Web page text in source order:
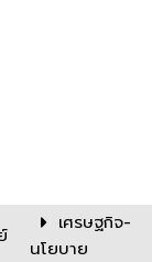
เศรษฐกิจ-
นโยบาย